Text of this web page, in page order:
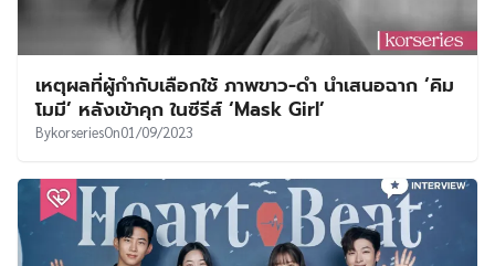
เหตุผลที่ผู้กำกับเลือกใช้ ภาพขาว-ดำ นำเสนอฉาก ‘คิม
โมมี’ หลังเข้าคุก ในซีรีส์ ‘Mask Girl’
BykorseriesOn01/09/2023